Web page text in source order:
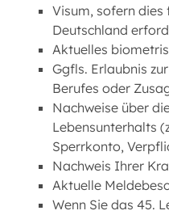
Visum, sofern dies
Deutschland
Aktuelles
Ggfls. Erlaubnis
Berufes oder
Nachweise über
Lebensunterhalts
Sperrkonto,
Nachweis Ihrer
Aktuelle
Wenn Sie das 45.